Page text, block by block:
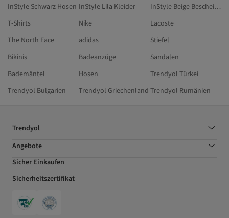
InStyle Schwarz Hosen InStyle Lila Kleider
InStyle Beige Bescheidene Kleider
T-Shirts
Nike
Lacoste
The North Face
adidas
Stiefel
Bikinis
Badeanzüge
Sandalen
Bademäntel
Hosen
Trendyol Türkei
Trendyol Bulgarien
Trendyol Griechenland Trendyol Rumänien
Trendyol
Angebote
Sicher Einkaufen
Sicherheitszertifikat